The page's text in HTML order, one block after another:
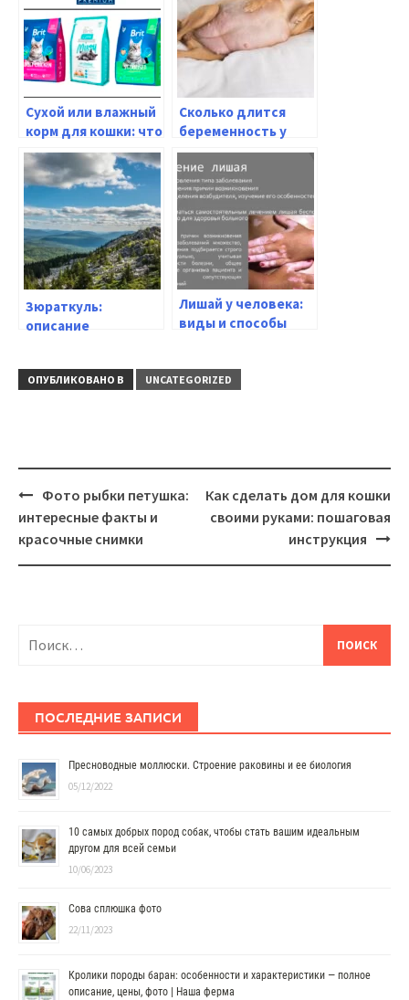
Сухой или влажный
корм для кошки: что
выбрать? Советы
ветеринаров
Сколько длится
беременность у
собак: все о
расписании и
признаках родов
Зюраткуль:
описание
достопримечательностей
Лишай у человека:
виды и способы
ОПУБЛИКОВАНО В UNCATEGORIZED
Навигация
Фото рыбки петушка:
интересные факты и
красочные снимки
Как сделать дом для кошки
своими руками: пошаговая
инструкция
ПОСЛЕДНИЕ ЗАПИСИ
Пресноводные моллюски. Строение раковины и ее биология
05/12/2022
10 самых добрых пород собак, чтобы стать вашим идеальным
другом для всей семьи
10/06/2023
Сова сплюшка фото
22/11/2023
Кролики породы баран: особенности и характеристики — полное
описание, цены, фото | Наша ферма